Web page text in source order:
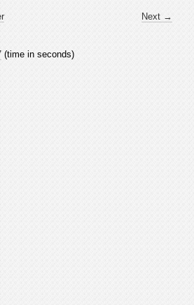
Next →
(time in seconds)